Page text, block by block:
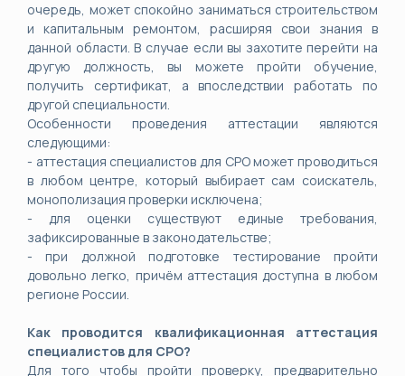
очередь, может спокойно заниматься строительством
и капитальным ремонтом, расширяя свои знания в
данной области. В случае если вы захотите перейти на
другую должность, вы можете пройти обучение,
получить сертификат, а впоследствии работать по
другой специальности.
Особенности проведения аттестации являются
следующими:
- аттестация специалистов для СРО может проводиться
в любом центре, который выбирает сам соискатель,
монополизация проверки исключена;
- для оценки существуют единые требования,
зафиксированные в законодательстве;
- при должной подготовке тестирование пройти
довольно легко, причём аттестация доступна в любом
регионе России.
Как проводится квалификационная аттестация
специалистов для СРО?
Для того чтобы пройти проверку, предварительно